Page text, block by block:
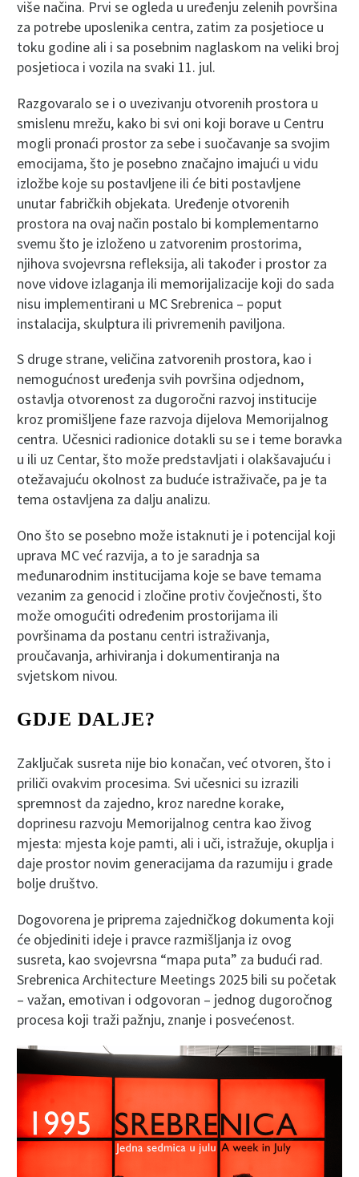
više načina. Prvi se ogleda u uređenju zelenih površina
za potrebe uposlenika centra, zatim za posjetioce u
toku godine ali i sa posebnim naglaskom na veliki broj
posjetioca i vozila na svaki 11. jul.
Razgovaralo se i o uvezivanju otvorenih prostora u
smislenu mrežu, kako bi svi oni koji borave u Centru
mogli pronaći prostor za sebe i suočavanje sa svojim
emocijama, što je posebno značajno imajući u vidu
izložbe koje su postavljene ili će biti postavljene
unutar fabričkih objekata. Uređenje otvorenih
prostora na ovaj način postalo bi komplementarno
svemu što je izloženo u zatvorenim prostorima,
njihova svojevrsna refleksija, ali također i prostor za
nove vidove izlaganja ili memorijalizacije koji do sada
nisu implementirani u MC Srebrenica – poput
instalacija, skulptura ili privremenih paviljona.
S druge strane, veličina zatvorenih prostora, kao i
nemogućnost uređenja svih površina odjednom,
ostavlja otvorenost za dugoročni razvoj institucije
kroz promišljene faze razvoja dijelova Memorijalnog
centra. Učesnici radionice dotakli su se i teme boravka
u ili uz Centar, što može predstavljati i olakšavajuću i
otežavajuću okolnost za buduće istraživače, pa je ta
tema ostavljena za dalju analizu.
Ono što se posebno može istaknuti je i potencijal koji
uprava MC već razvija, a to je saradnja sa
međunarodnim institucijama koje se bave temama
vezanim za genocid i zločine protiv čovječnosti, što
može omogućiti određenim prostorijama ili
površinama da postanu centri istraživanja,
proučavanja, arhiviranja i dokumentiranja na
svjetskom nivou.
GDJE DALJE?
Zaključak susreta nije bio konačan, već otvoren, što i
priliči ovakvim procesima. Svi učesnici su izrazili
spremnost da zajedno, kroz naredne korake,
doprinesu razvoju Memorijalnog centra kao živog
mjesta: mjesta koje pamti, ali i uči, istražuje, okuplja i
daje prostor novim generacijama da razumiju i grade
bolje društvo.
Dogovorena je priprema zajedničkog dokumenta koji
će objediniti ideje i pravce razmišljanja iz ovog
susreta, kao svojevrsna “mapa puta” za budući rad.
Srebrenica Architecture Meetings 2025 bili su početak
– važan, emotivan i odgovoran – jednog dugoročnog
procesa koji traži pažnju, znanje i posvećenost.